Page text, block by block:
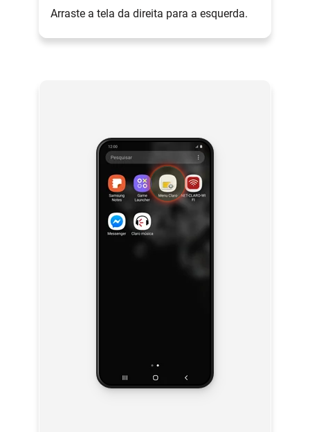
Arraste a tela da direita para a esquerda.